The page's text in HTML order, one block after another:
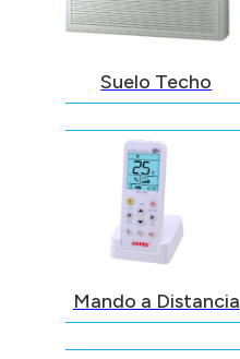
Suelo Techo
Mando a Distancia